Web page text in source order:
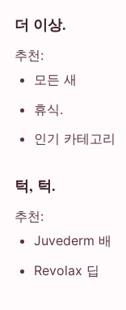
더 이상.
추천:
모든 새
휴식.
인기 카테고리
턱, 턱.
추천:
Juvederm 배
Revolax 딥